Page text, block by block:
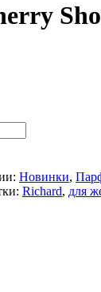
Новинки,
Richard, для